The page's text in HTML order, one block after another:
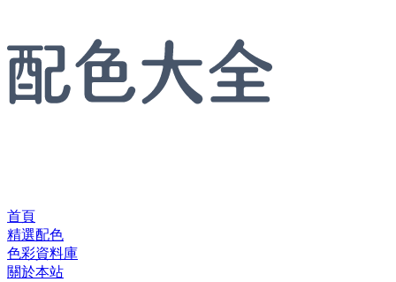
首頁
精選配色
色彩資料庫
關於本站